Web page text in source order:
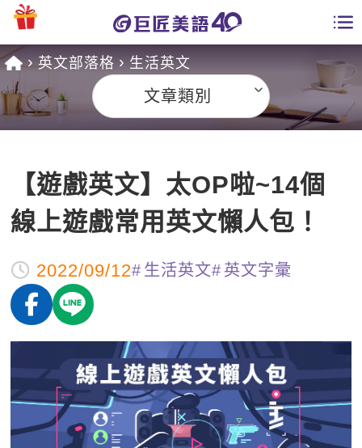
課程總覽
英文課程總表
英文會話
商用英文
英文檢定
TOEIC 多益課程
IELTS 雅思課程
GEPT 全民英檢課程
自然發音
英文聽力養成
特色課程
主題課程
線上真人
全國分校
英文部落格
影音學英文
英文能力測驗
師資團隊
學習分享
學員故事
學員讚出來
校園贊助
企業服務
學員專區
英文部落格 生活英文
文章類別
【遊戲英文】太OP啦~14個
線上遊戲常用英文懶人包！
2022/09/12 生活英文 英文字彙